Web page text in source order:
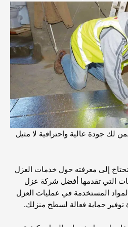
لك جودة عالية واحترافية لا مثيل
إلى معرفته حول خدمات العزل
التي تقدمها أفضل شركة عزل
المستخدمة في عمليات العزل
حماية فعالة لسطح منزلك.